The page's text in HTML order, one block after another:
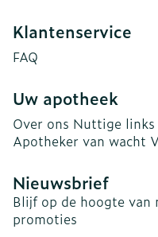
Klantenservice
FAQ
Uw apotheek
Over ons Nuttige links
Apotheker van wacht
Nieuwsbrief
Blijf op de hoogte van
promoties